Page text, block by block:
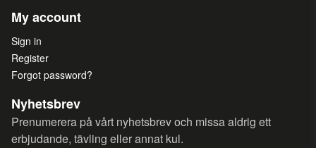
My account
Sign in
Register
Forgot password?
Nyhetsbrev
Prenumerera på vårt nyhetsbrev och missa aldrig ett
erbjudande, tävling eller annat kul.